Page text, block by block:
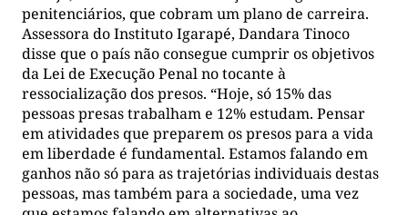
penitenciários, que cobram um plano de carreira.
Assessora do Instituto Igarapé, Dandara Tinoco
disse que o país não consegue cumprir os objetivos
da Lei de Execução Penal no tocante à
ressocialização dos presos. “Hoje, só 15% das
pessoas presas trabalham e 12% estudam. Pensar
em atividades que preparem os presos para a vida
em liberdade é fundamental. Estamos falando em
ganhos não só para as trajetórias individuais destas
pessoas, mas também para a sociedade, uma vez